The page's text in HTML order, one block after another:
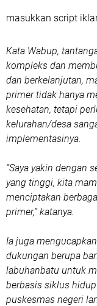
masukkan script
Kata Wabup,
kompleks dan
dan berkelanjutan,
primer tidak hanya
kesehatan, tetapi
kelurahan/desa
implementasinya.
“Saya yakin dengan
yang tinggi, kita
menciptakan
primer,” katanya.
Ia juga
dukungan berupa
labuhanbatu untuk
berbasis siklus
puskesmas negeri